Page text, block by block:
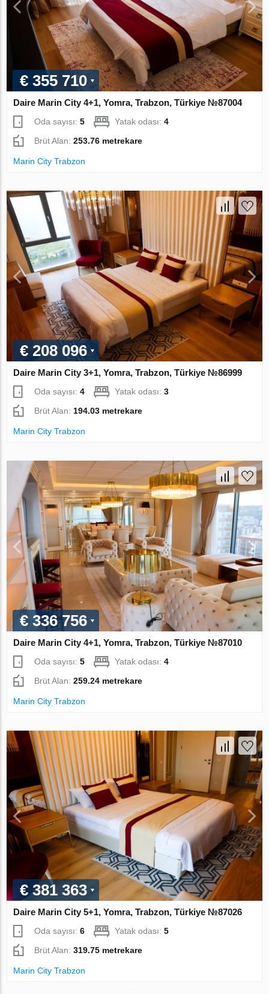
€ 355 710
Daire Marin City 4+1, Yomra, Trabzon, Türkiye №87004
Oda sayısı:5 Yatak odası:4
Brüt Alan:253.76 metrekare
Marin City Trabzon
€ 208 096
Daire Marin City 3+1, Yomra, Trabzon, Türkiye №86999
Oda sayısı:4 Yatak odası:3
Brüt Alan: 194.03 metrekare
Marin City Trabzon
€ 336 756
Daire Marin City 4+1, Yomra, Trabzon, Türkiye №87010
Oda sayısı:5 Yatak odası:4
Brüt Alan:259.24 metrekare
Marin City Trabzon
€ 381 363
Daire Marin City 5+1, Yomra, Trabzon, Türkiye №87026
Oda sayısı:6 Yatak odası:5
Brüt Alan:319.75 metrekare
Marin City Trabzon